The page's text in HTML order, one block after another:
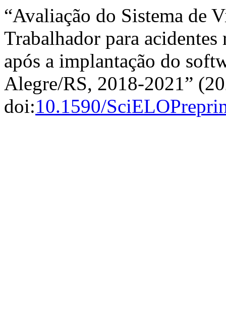
“Avaliação do Sistema de
Trabalhador para
após a implantação do
Alegre/RS, 2018-2021”
doi:10.1590/